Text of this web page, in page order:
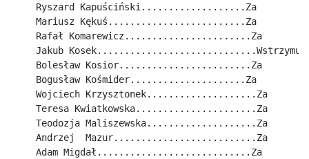
Ryszard Kapuściński...................Za
Mariusz Kękuś.........................Za
Rafał Komarewicz.......................Za
Jakub
Bolesław Kosior........................Za
Bogusław Kośmider.....................Za
Wojciech Krzysztonek....................Za
Teresa Kwiatkowska......................Za
Teodozja Maliszewska....................Za
Andrzej  Mazur..........................Za
Adam Migdał............................Za